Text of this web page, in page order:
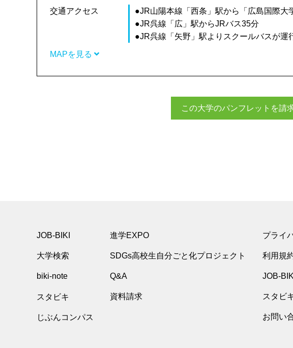
交通アクセス
●JR山陽本線「西条」駅から「広島国際大
●JR呉線「広」駅からJRバス35分
●JR呉線「矢野」駅よりスクールバスが運
MAPを見る
この大学のパンフレットを請
JOB-BIKI
大学検索
biki-note
スタビキ
じぶんコンパス
進学EXPO
SDGs高校生自分ごと化プロジェクト
Q&A
資料請求
プライ
利用規
JOB-
スタビ
お問い